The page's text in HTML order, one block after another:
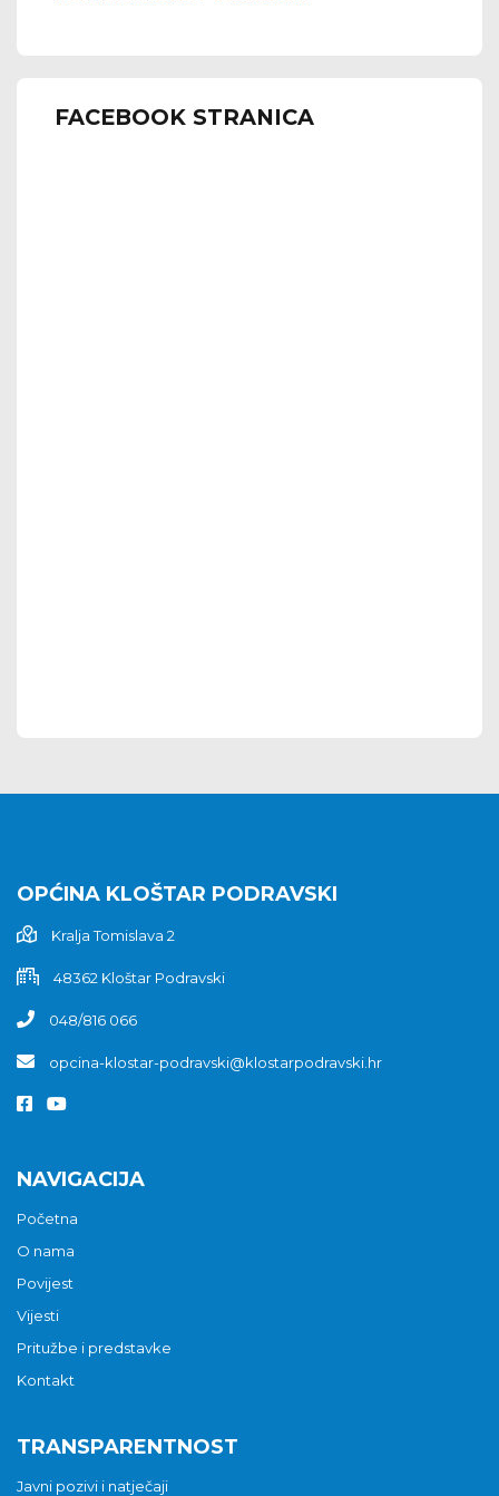
FACEBOOK STRANICA
OPĆINA KLOŠTAR PODRAVSKI
Kralja Tomislava 2
48362 Kloštar Podravski
048/816 066
opcina-klostar-podravski@klostarpodravski.hr
NAVIGACIJA
Početna
O nama
Povijest
Vijesti
Pritužbe i predstavke
Kontakt
TRANSPARENTNOST
Javni pozivi i natječaji